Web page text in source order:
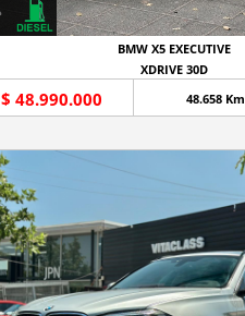
BMW X5 EXECUTIVE
XDRIVE 30D
$ 48.990.000 48.658 Km